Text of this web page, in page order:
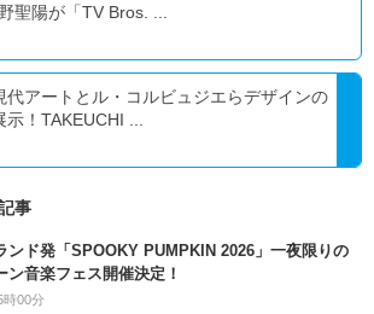
聖陽が「TV Bros. ...
代アートとル・コルビュジエらデザインの
！TAKEUCHI ...
事
ンド発「SPOOKY PUMPKIN 2026」一夜限りの
ン音楽フェス開催決定！
時00分